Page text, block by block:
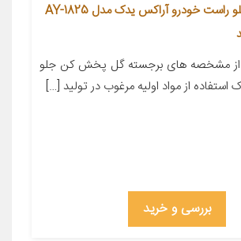
گل پخش کن جلو راست خودرو آراکس یدک مدل AY-1825
مشخصه های برجسته گل پخش کن جلو
از مواد اولیه مرغوب در تولید […]
بررسی و خرید